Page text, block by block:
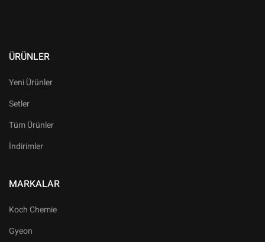
ÜRÜNLER
Yeni Ürünler
Setler
Tüm Ürünler
İndirimler
MARKALAR
Koch Chemie
Gyeon